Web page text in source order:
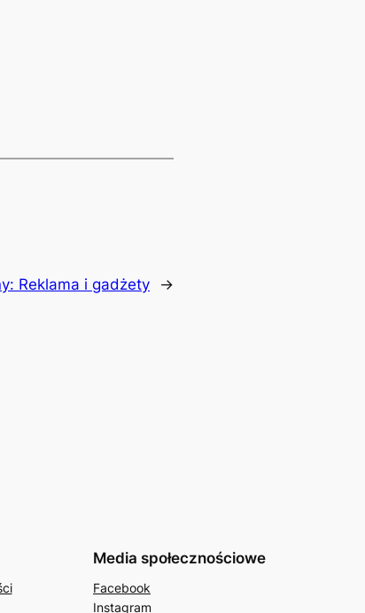
Reklama i gadżety →
Media społecznościowe
Facebook
Instagram